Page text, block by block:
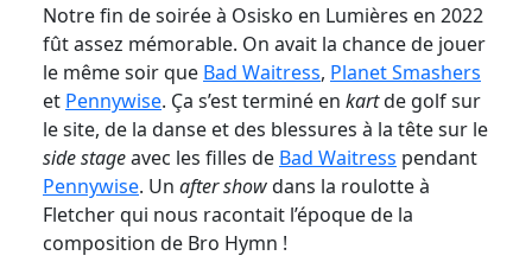
Notre fin de soirée à Osisko en Lumières en 2022
fût assez mémorable. On avait la chance de jouer
le même soir que Bad Waitress, Planet Smashers
et Pennywise. Ça s’est terminé en kartde golf sur
le site, de la danse et des blessures à la tête sur le
side stageavec les filles de Bad Waitress pendant
Pennywise. Un after showdans la roulotte à
Fletcher qui nous racontait l’époque de la
composition de Bro Hymn !